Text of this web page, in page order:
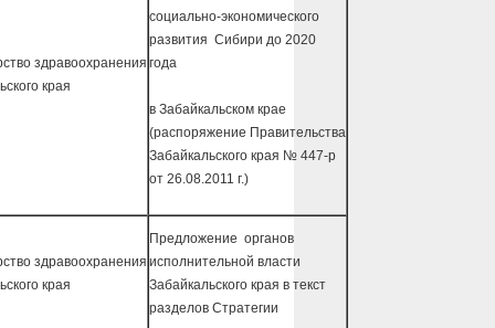
здравоохранения
края
социально-экономического
развития Сибири до 2020
года
в Забайкальском крае
(распоряжение Правительства
Забайкальского края № 447-р
от 26.08.2011 г.)
здравоохранения
края
Предложение органов
исполнительной власти
Забайкальского края в текст
разделов Стратегии